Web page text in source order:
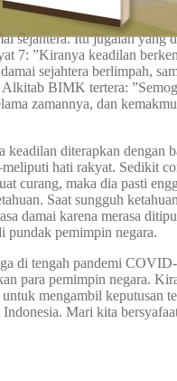
negara bertindak
sejahtera. Itu jugalah yang
7: ”Kiranya keadilan
sejahtera berlimpah,
BIMK tertera:
zamannya, dan
keadilan diterapkan dengan
hati rakyat. Sedikit
curang, maka dia pasti
Saat sungguh
damai karena merasa
pundak pemimpin negara.
di tengah pandemi
para pemimpin negara.
mengambil keputusan
Indonesia. Mari kita